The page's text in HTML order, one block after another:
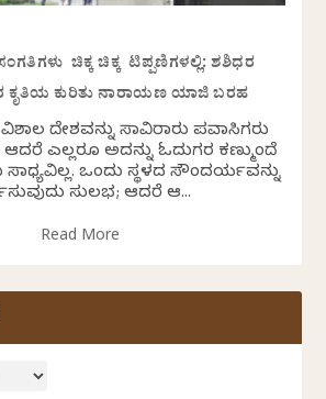
ಚಿಕ್ಕ ಚಿಕ್ಕ ಟಿಪ್ಪಣಿಗಳಲ್ಲಿ: ಶಶಿಧರ
ಕುರಿತು ನಾರಾಯಣ ಯಾಜಿ ಬರಹ
ದೇಶವನ್ನು ಸಾವಿರಾರು ಪ್ರವಾಸಿಗರು
ಎಲ್ಲರೂ ಅದನ್ನು ಓದುಗರ ಕಣ್ಮುಂದೆ
ಒಂದು ಸ್ಥಳದ ಸೌಂದರ್ಯವನ್ನು
ಸುಲಭ; ಆದರೆ ಆ...
Read More